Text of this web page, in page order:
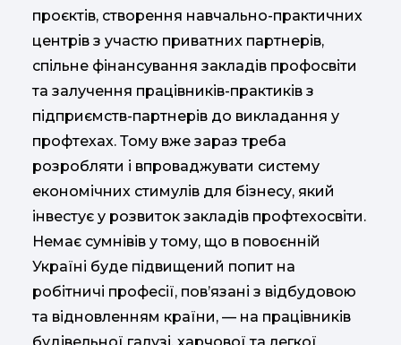
проєктів, створення навчально-практичних
центрів з участю приватних партнерів,
спільне фінансування закладів профосвіти
та залучення працівників-практиків з
підприємств-партнерів до викладання у
профтехах. Тому вже зараз треба
розробляти і впроваджувати систему
економічних стимулів для бізнесу, який
інвестує у розвиток закладів профтехосвіти.
Немає сумнівів у тому, що в повоєнній
Україні буде підвищений попит на
робітничі професії, пов’язані з відбудовою
та відновленням країни, — на працівників